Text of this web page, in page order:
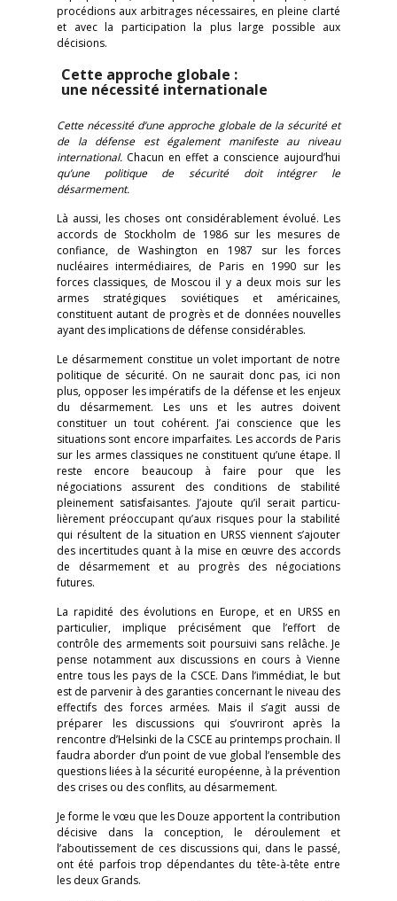
procédions aux arbitrages nécessaires, en pleine clarté
et avec la participation la plus large possible aux
décisions.
Cette approche globale :
une nécessité internationale
Cette nécessité d’une approche globale de la sécurité et
de la défense est également manifeste au niveau
international. Chacun en effet a conscience aujourd’hui
qu’une politique de sécurité doit intégrer le
désarmement.
Là aussi, les choses ont considérablement évolué. Les
accords de Stockholm de 1986 sur les mesures de
confiance, de Washington en 1987 sur les forces
nucléaires intermédiaires, de Paris en 1990 sur les
forces classiques, de Moscou il y a deux mois sur les
armes stratégiques soviétiques et américaines,
constituent autant de progrès et de données nouvelles
ayant des implications de défense considérables.
Le désarmement constitue un volet important de notre
politique de sécurité. On ne saurait donc pas, ici non
plus, opposer les impératifs de la défense et les enjeux
du désarmement. Les uns et les autres doivent
constituer un tout cohérent. J’ai conscience que les
situations sont encore imparfaites. Les accords de Paris
sur les armes classiques ne constituent qu’une étape. Il
reste encore beaucoup à faire pour que les
négociations assurent des conditions de stabilité
pleinement satisfaisantes. J’ajoute qu’il serait particu­
lièrement préoccupant qu’aux risques pour la stabilité
qui résultent de la situation en URSS viennent s’ajouter
des incertitudes quant à la mise en œuvre des accords
de désarmement et au progrès des négociations
futures.
La rapidité des évolutions en Europe, et en URSS en
particulier, implique précisément que l’effort de
contrôle des armements soit poursuivi sans relâche. Je
pense notamment aux discussions en cours à Vienne
entre tous les pays de la CSCE. Dans l’immédiat, le but
est de parvenir à des garanties concernant le niveau des
effectifs des forces armées. Mais il s’agit aussi de
préparer les discussions qui s’ouvriront après la
rencontre d’Helsinki de la CSCE au printemps prochain. Il
faudra aborder d’un point de vue global l’ensemble des
questions liées à la sécurité européenne, à la prévention
des crises ou des conflits, au désarmement.
Je forme le vœu que les Douze apportent la contribution
décisive dans la conception, le déroulement et
l’aboutissement de ces discussions qui, dans le passé,
ont été parfois trop dépendantes du tête-à-tête entre
les deux Grands.